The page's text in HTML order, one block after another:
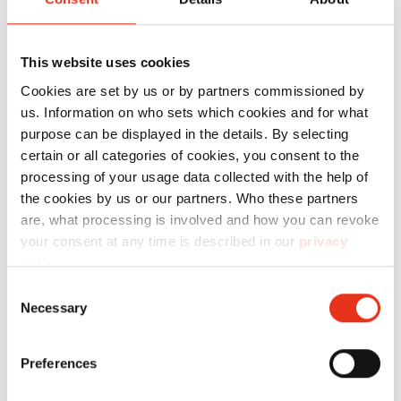
This website uses cookies
Cookies are set by us or by partners commissioned by
us. Information on who sets which cookies and for what
purpose can be displayed in the details. By selecting
certain or all categories of cookies, you consent to the
processing of your usage data collected with the help of
the cookies by us or our partners. Who these partners
are, what processing is involved and how you can revoke
your consent at any time is described in our privacy
policy.
Selection
Necessary
Preferences
Ponente
Profesor experto
Idiomas ofrecidos: alemán e inglés; otros
idiomas disponibles sobre pedido
Sus ventajas
datos, y cómo se deben respetar y cumplir.
acerca de la protección de datos y